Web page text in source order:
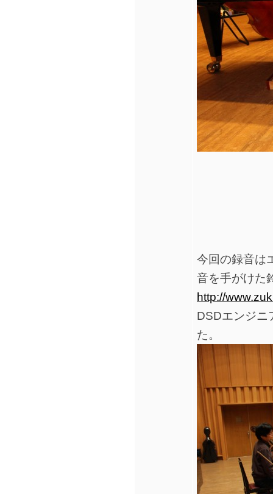
今回の録音は
音を手がけた
http://
DSDエンジニ
た。